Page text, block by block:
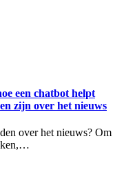
een chatbot helpt
zijn over het nieuws
over het nieuws? Om